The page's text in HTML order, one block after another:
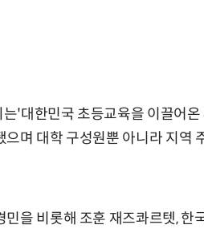
'대한민국 초등교육을 이끌어
며 대학 구성원뿐 아니라 지역
민을 비롯해 조훈 재즈콰르텟,